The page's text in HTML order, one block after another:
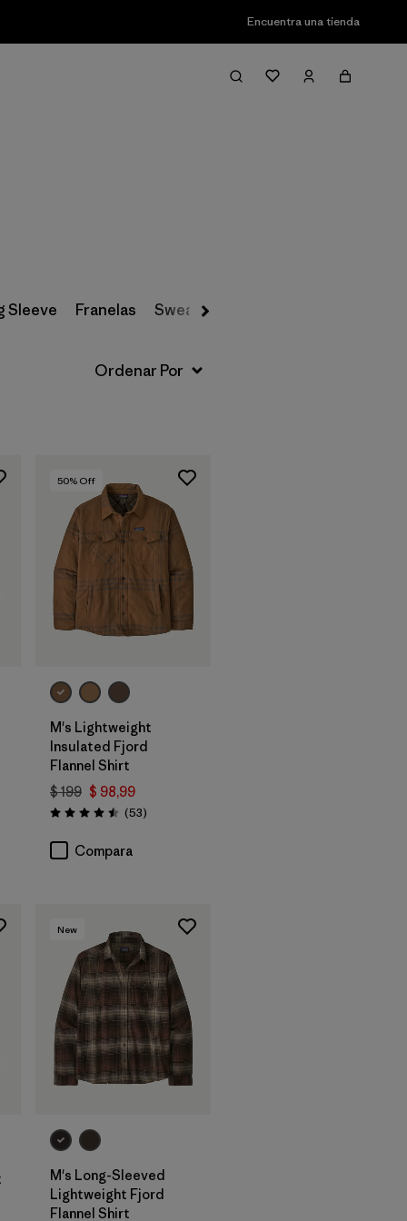
Encuentra una tienda
Filter & Sort
Sleeve Franelas Sweatshirts & Hoodies
50% Off
M's Lightweight
Insulated Fjord
Flannel Shirt
$ 199 $ 98,99
Valoración: 4.5 / 5
(53Comentarios
)
Compara
New
M's Long-Sleeved
Lightweight Fjord
Flannel Shirt